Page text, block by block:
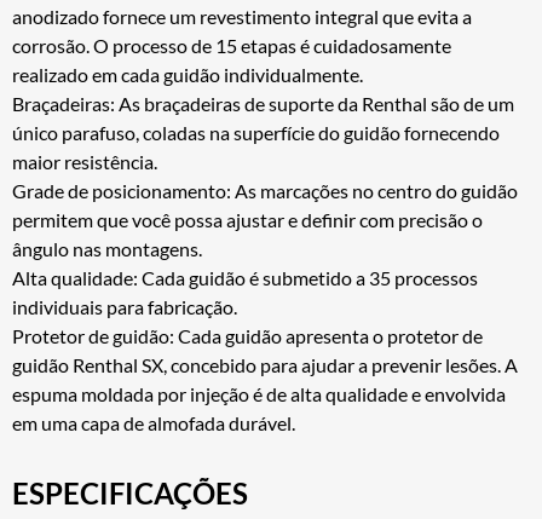
anodizado fornece um revestimento integral que evita a
corrosão. O processo de 15 etapas é cuidadosamente
realizado em cada guidão individualmente.
Braçadeiras: As braçadeiras de suporte da Renthal são de um
único parafuso, coladas na superfície do guidão fornecendo
maior resistência.
Grade de posicionamento: As marcações no centro do guidão
permitem que você possa ajustar e definir com precisão o
ângulo nas montagens.
Alta qualidade: Cada guidão é submetido a 35 processos
individuais para fabricação.
Protetor de guidão: Cada guidão apresenta o protetor de
guidão Renthal SX, concebido para ajudar a prevenir lesões. A
espuma moldada por injeção é de alta qualidade e envolvida
em uma capa de almofada durável.
ESPECIFICAÇÕES